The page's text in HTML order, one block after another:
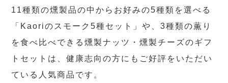
11種類の燻製品の中からお好みの5種類を選べる
「Kaoriのスモーク5種セット」や、3種類の薫り
を食べ比べできる燻製ナッツ・燻製チーズのギフ
トセットは、健康志向の方にもご好評をいただい
ている人気商品です。